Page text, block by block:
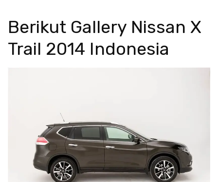
Berikut Gallery Nissan X
Trail 2014 Indonesia